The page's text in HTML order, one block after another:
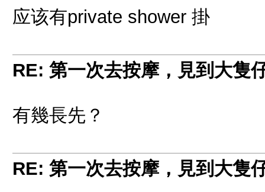
应该有private shower 掛
RE: 第一次去按摩，見到大隻
有幾長先？
RE: 第一次去按摩，見到大隻